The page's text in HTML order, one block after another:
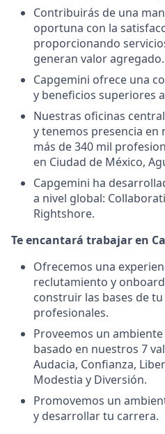
Contribuirás de una
oportuna con la
proporcionando
generan valor agregado.
Capgemini ofrece una
y beneficios superiores
Nuestras oficinas
y tenemos presencia en
más de 340 mil
en Ciudad de México,
Capgemini ha
a nivel global:
Rightshore.
Te encantará trabajar en
Ofrecemos una
reclutamiento y
construir las bases de
profesionales.
Proveemos un
basado en nuestros 7
Audacia, Confianza,
Modestia y Diversión.
Promovemos un
y desarrollar tu carrera.